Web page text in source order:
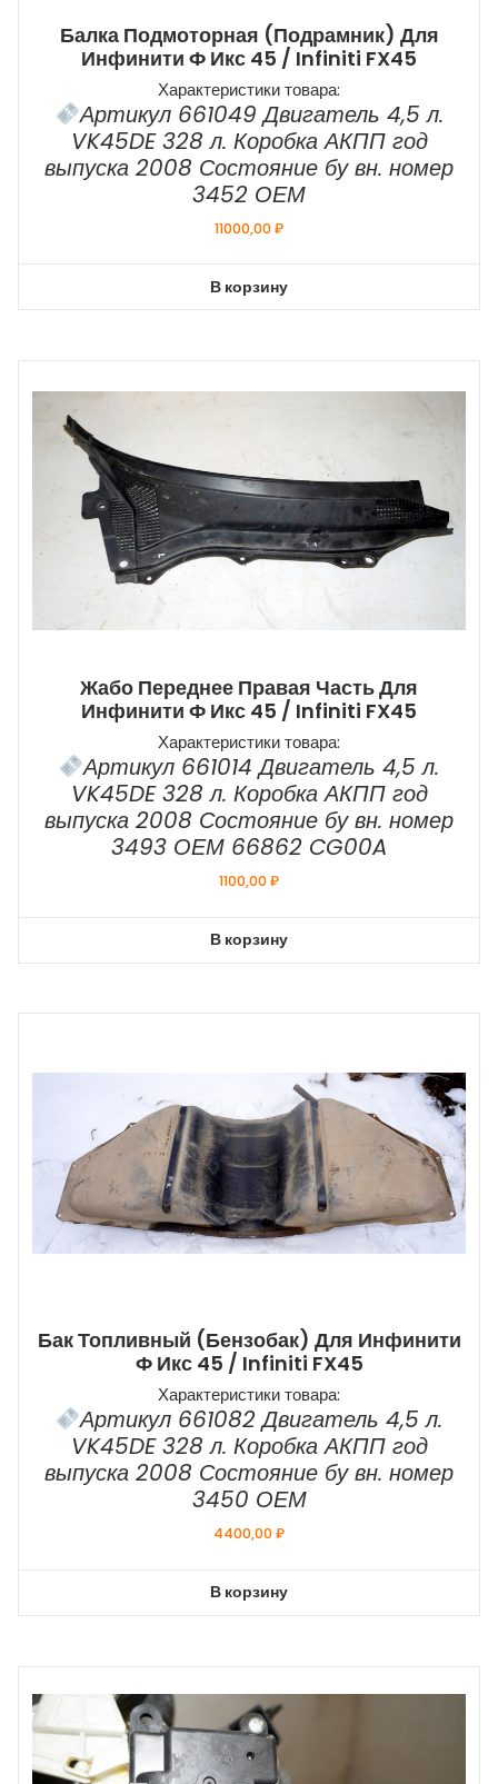
Балка Подмоторная (подрамник) Для
Инфинити Ф Икс 45 / Infiniti FX45
Характеристики товара:
Артикул 661049 Двигатель 4,5 л.
VK45DE 328 л. Коробка АКПП год
выпуска 2008 Состояние бу вн. номер
3452 ОЕМ
11000,00₽
В корзину
Жабо Переднее Правая Часть Для
Инфинити Ф Икс 45 / Infiniti FX45
Характеристики товара:
Артикул 661014 Двигатель 4,5 л.
VK45DE 328 л. Коробка АКПП год
выпуска 2008 Состояние бу вн. номер
3493 ОЕМ 66862 CG00A
1100,00₽
В корзину
Бак Топливный (бензобак) Для Инфинити
Ф Икс 45 / Infiniti FX45
Характеристики товара:
Артикул 661082 Двигатель 4,5 л.
VK45DE 328 л. Коробка АКПП год
выпуска 2008 Состояние бу вн. номер
3450 ОЕМ
4400,00₽
В корзину